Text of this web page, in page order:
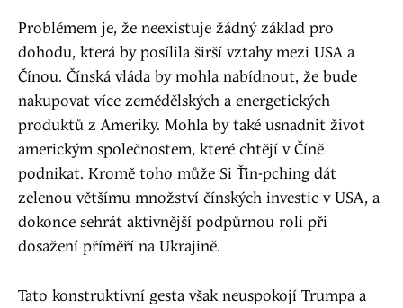
Problémem je, že neexistuje žádný základ pro
dohodu, která by posílila širší vztahy mezi USA a
Čínou. Čínská vláda by mohla nabídnout, že bude
nakupovat více zemědělských a energetických
produktů z Ameriky. Mohla by také usnadnit život
americkým společnostem, které chtějí v Číně
podnikat. Kromě toho může Si Ťin-pching dát
zelenou většímu množství čínských investic v USA, a
dokonce sehrát aktivnější podpůrnou roli při
dosažení příměří na Ukrajině.
Tato konstruktivní gesta však neuspokojí Trumpa a